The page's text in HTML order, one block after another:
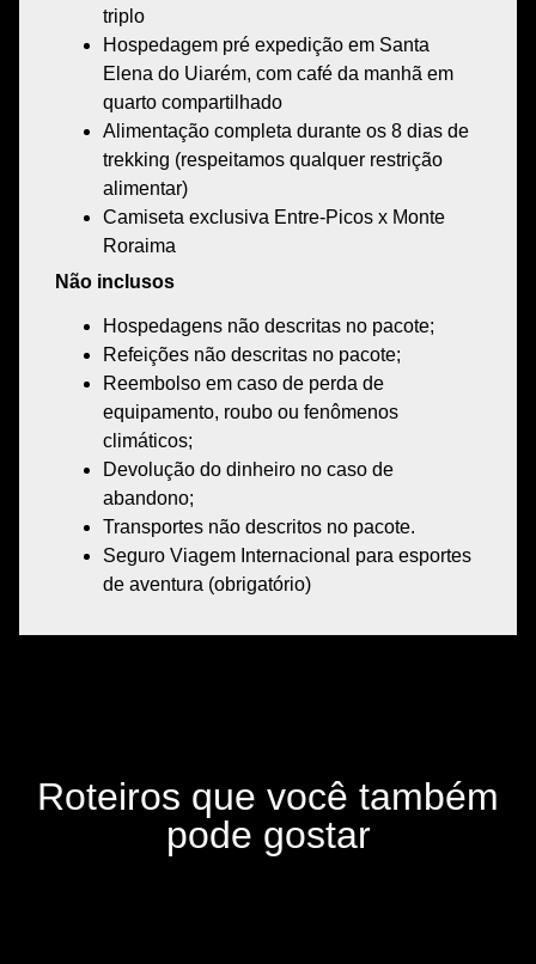
triplo
Hospedagem pré expedição em Santa
Elena do Uiarém, com café da manhã em
quarto compartilhado
Alimentação completa durante os 8 dias de
trekking (respeitamos qualquer restrição
alimentar)
Camiseta exclusiva Entre-Picos x Monte
Roraima
Não inclusos
Hospedagens não descritas no pacote;
Refeições não descritas no pacote;
Reembolso em caso de perda de
equipamento, roubo ou fenômenos
climáticos;
Devolução do dinheiro no caso de
abandono;
Transportes não descritos no pacote.
Seguro Viagem Internacional para esportes
de aventura (obrigatório)
Roteiros que você também
pode gostar